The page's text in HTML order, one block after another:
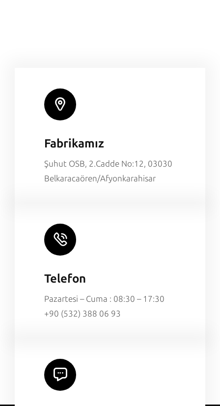
Fabrikamız
Şuhut OSB, 2.Cadde No:12, 03030
Belkaracaören/Afyonkarahisar
Telefon
Pazartesi – Cuma : 08:30 – 17:30
+90 (532) 388 06 93